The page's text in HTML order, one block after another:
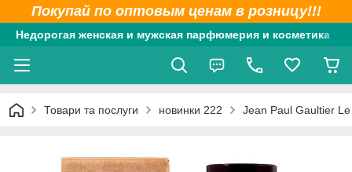
Покупай по оптовым ценам в розницу!!!
Недорогая женская и мужская парфюмерия и косметика
Товари та послуги новинки 222 Jean Paul Gaultier